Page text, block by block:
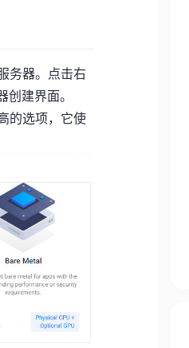
务器。点击右
建界面。
的选项，它使